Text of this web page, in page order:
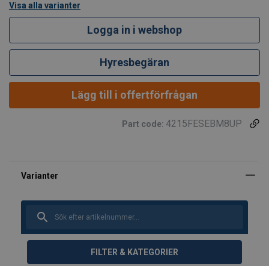
Visa alla varianter
Logga in i webshop
Hyresbegäran
Lägg till i offertförfrågan
Part code: 4215FESEBM8UP
FILTER & KATEGORIER